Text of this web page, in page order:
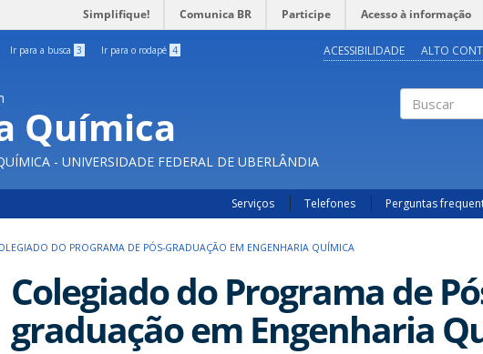
Simplifique! Comunica BR Participe Acesso à informação
Ir para a busca 3 Ir para o rodapé 4 ACESSIBILIDADE ALTO
Química
- UNIVERSIDADE FEDERAL DE UBERLÂNDIA
Serviços Telefones Perguntas
DO PROGRAMA DE PÓS-GRADUAÇÃO EM ENGENHARIA QUÍMICA
Colegiado do Programa de
graduação em Engenharia